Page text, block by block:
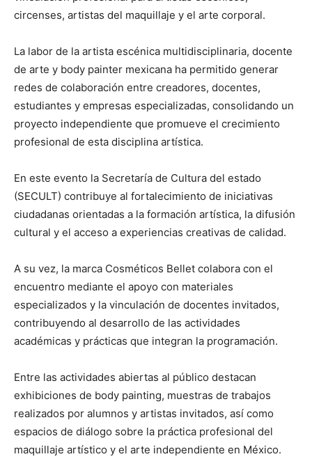
circenses, artistas del maquillaje y el arte corporal.
La labor de la artista escénica multidisciplinaria, docente
de arte y body painter mexicana ha permitido generar
redes de colaboración entre creadores, docentes,
estudiantes y empresas especializadas, consolidando un
proyecto independiente que promueve el crecimiento
profesional de esta disciplina artística.
En este evento la Secretaría de Cultura del estado
(SECULT) contribuye al fortalecimiento de iniciativas
ciudadanas orientadas a la formación artística, la difusión
cultural y el acceso a experiencias creativas de calidad.
A su vez, la marca Cosméticos Bellet colabora con el
encuentro mediante el apoyo con materiales
especializados y la vinculación de docentes invitados,
contribuyendo al desarrollo de las actividades
académicas y prácticas que integran la programación.
Entre las actividades abiertas al público destacan
exhibiciones de body painting, muestras de trabajos
realizados por alumnos y artistas invitados, así como
espacios de diálogo sobre la práctica profesional del
maquillaje artístico y el arte independiente en México.